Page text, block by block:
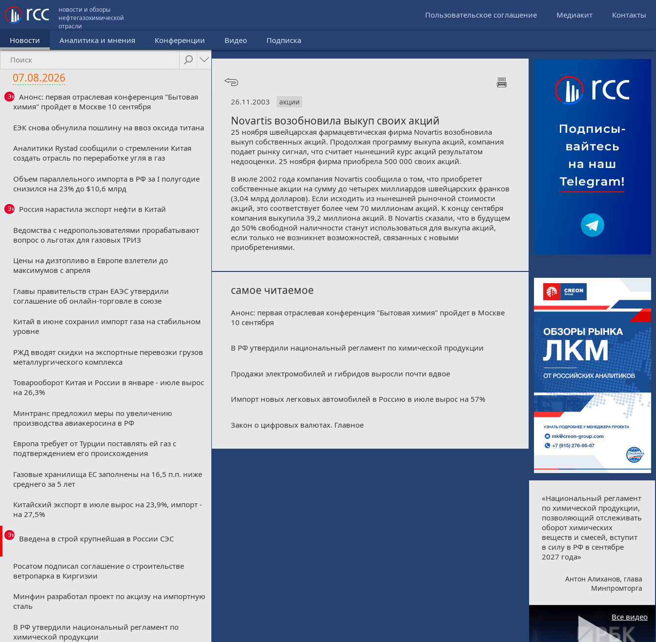
новости и обзоры
нефтегазохимической
отрасли
Пользовательское соглашение Медиакит Контакты
Новости Аналитика и мнения Конференции Видео Подписка
07.08.2026
Эксклюзив
Анонс: первая отраслевая конференция "Бытовая
химия" пройдет в Москве 10 сентября
ЕЭК снова обнулила пошлину на ввоз оксида титана
Аналитики Rystad сообщили о стремлении Китая
создать отрасль по переработке угля в газ
Объем параллельного импорта в РФ за I полугодие
снизился на 23% до $10,6 млрд
Эксклюзив
Россия нарастила экспорт нефти в Китай
Ведомства с недропользователями прорабатывают
вопрос о льготах для газовых ТРИЗ
Цены на дизтопливо в Европе взлетели до
максимумов с апреля
Главы правительств стран ЕАЭС утвердили
соглашение об онлайн-торговле в союзе
Китай в июне сохранил импорт газа на стабильном
уровне
РЖД вводят скидки на экспортные перевозки грузов
металлургического комплекса
Товарооборот Китая и России в январе - июле вырос
на 26,3%
Минтранс предложил меры по увеличению
производства авиакеросина в РФ
Европа требует от Турции поставлять ей газ с
подтверждением его происхождения
Газовые хранилища ЕС заполнены на 16,5 п.п. ниже
среднего за 5 лет
Китайский экспорт в июле вырос на 23,9%, импорт -
на 27,5%
Эксклюзив
Введена в строй крупнейшая в России СЭС
Росатом подписал соглашение о строительстве
ветропарка в Киргизии
Минфин разработал проект по акцизу на импортную
сталь
В РФ утвердили национальный регламент по
химической продукции
26.11.2003 акции
Novartis возобновила выкуп своих акций
25 ноября швейцарская фармацевтическая фирма Novartis возобновила
выкуп собственных акций. Продолжая программу выкупа акций, компания
подает рынку сигнал, что считает нынешний курс акций результатом
недооценки. 25 ноября фирма приобрела 500 000 своих акций.
В июле 2002 года компания Novartis сообщила о том, что приобретет
собственные акции на сумму до четырех миллиардов швейцарских франков
(3,04 млрд долларов). Если исходить из нынешней рыночной стоимости
акций, это соответствует более чем 70 миллионам акций. К концу сентября
компания выкупила 39,2 миллиона акций. В Novartis сказали, что в будущем
до 50% свободной наличности станут использоваться для выкупа акций,
если только не возникнет возможностей, связанных с новыми
приобретениями.
самое читаемое
Анонс: первая отраслевая конференция "Бытовая химия" пройдет в Москве
10 сентября
В РФ утвердили национальный регламент по химической продукции
Продажи электромобилей и гибридов выросли почти вдвое
Импорт новых легковых автомобилей в Россию в июле вырос на 57%
Закон о цифровых валютах. Главное
«Национальный регламент
по химической продукции,
позволяющий отслеживать
оборот химических
веществ и смесей, вступит
в силу в РФ в сентябре
2027 года»
Антон Алиханов, глава
Минпромторга
Все видео